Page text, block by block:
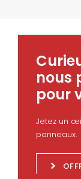
nous
pour
Jetez un
panneaux.